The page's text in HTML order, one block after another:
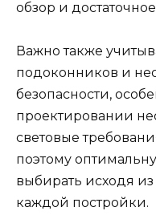
обзор и
Важно также
подоконников и
безопасности,
проектировании
световые
поэтому
выбирать исходя
каждой постройки.